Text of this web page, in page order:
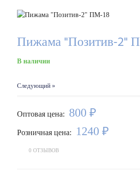
Пижама "Позитив-2"
В наличии
Следующий »
Оптовая цена: 800 ₽
Розничная цена: 1240 ₽
0 ОТЗЫВОВ